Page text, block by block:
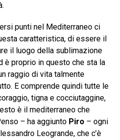
punti nel Mediterraneo ci
caratteristica, di essere il
il luogo della sublimazione
è proprio in questo che sta la
raggio di vita talmente
E comprende quindi tutte le
tigna e cocciutaggine,
è il mediterraneo che
– ha aggiunto Piro – ogni
Leogrande, che c’è